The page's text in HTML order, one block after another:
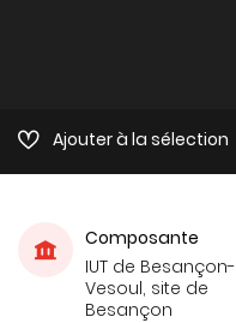
Ajouter à la sélection
Composante
IUT de Besançon-
Vesoul, site de
Besançon